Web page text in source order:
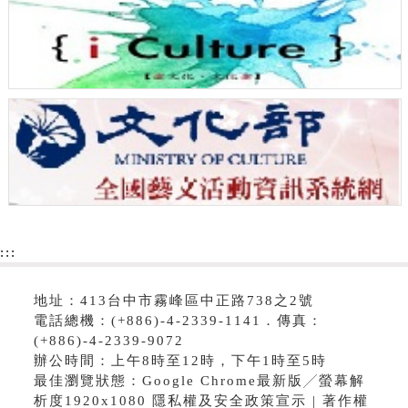
:::
地址：413台中市霧峰區中正路738之2號
電話總機：(+886)-4-2339-1141．傳真：
(+886)-4-2339-9072
辦公時間：上午8時至12時，下午1時至5時
最佳瀏覽狀態：Google Chrome最新版╱螢幕解
析度1920x1080 隱私權及安全政策宣示 | 著作權